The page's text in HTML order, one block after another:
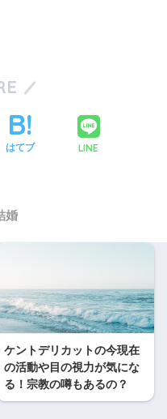
はてブ LINE
婚
ケントデリカットの今現在
の活動や目の視力が気にな
る！宗教の噂もあるの？